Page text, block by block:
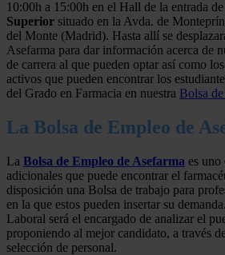
10:00h a 15:00h en el Hall de la entrada
Superior situado en la Avda. de
del Monte (Madrid). Hasta allí se
Asefarma para dar información acerca de
de carrera al que pueden optar así como
activos que pueden encontrar los
del Grado en Farmacia en nuestra Bolsa
La Bolsa de Empleo de
La Bolsa de Empleo de Asefarma es uno
adicionales que puede encontrar el
disposición una Bolsa de trabajo para
en la que estos pueden insertar su
Laboral será el encargado de analizar el
proponiendo al mejor candidato, a través
selección de personal.